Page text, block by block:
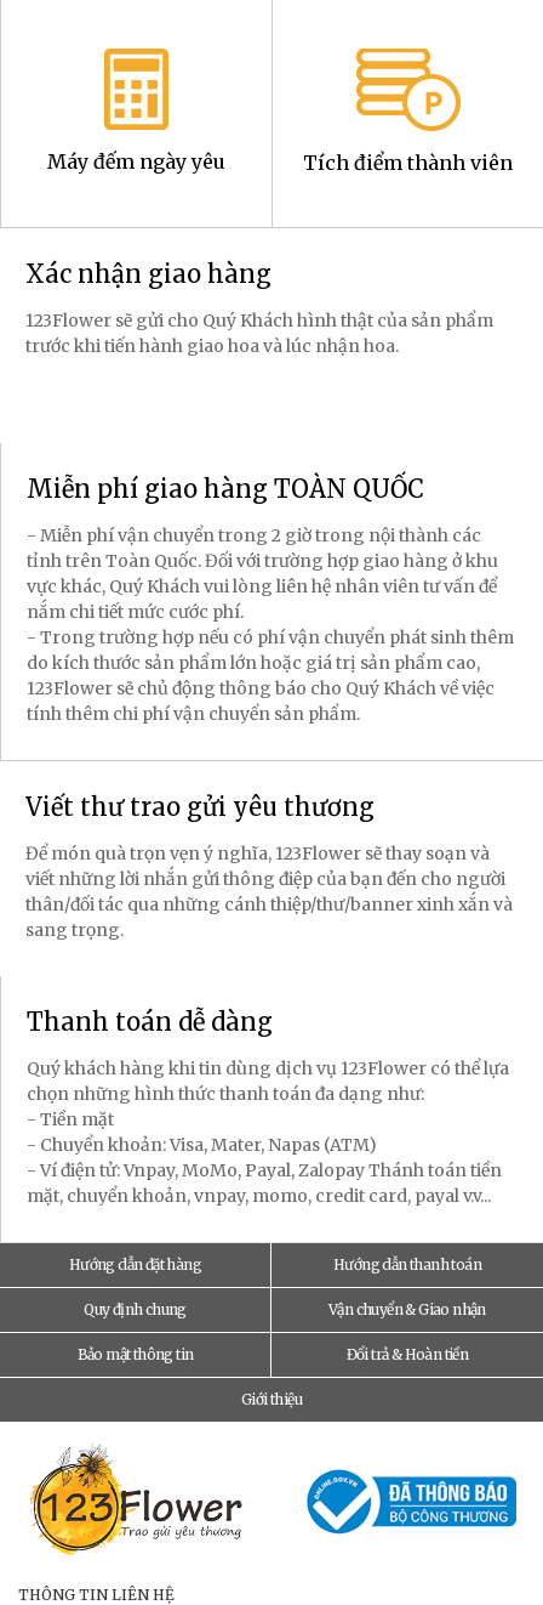
Máy đếm ngày yêu Tích điểm thành viên
Xác nhận giao hàng
123Flower sẽ gửi cho Quý Khách hình thật của sản phẩm
trước khi tiến hành giao hoa và lúc nhận hoa.
Miễn phí giao hàng TOÀN QUỐC
- Miễn phí vận chuyển trong 2 giờ trong nội thành các
tỉnh trên Toàn Quốc. Đối với trường hợp giao hàng ở khu
vực khác, Quý Khách vui lòng liên hệ nhân viên tư vấn để
nắm chi tiết mức cước phí.
- Trong trường hợp nếu có phí vận chuyển phát sinh thêm
do kích thước sản phẩm lớn hoặc giá trị sản phẩm cao,
123Flower sẽ chủ động thông báo cho Quý Khách về việc
tính thêm chi phí vận chuyển sản phẩm.
Viết thư trao gửi yêu thương
Để món quà trọn vẹn ý nghĩa, 123Flower sẽ thay soạn và
viết những lời nhắn gửi thông điệp của bạn đến cho người
thân/đối tác qua những cánh thiệp/thư/banner xinh xắn và
sang trọng.
Thanh toán dễ dàng
Quý khách hàng khi tin dùng dịch vụ 123Flower có thể lựa
chọn những hình thức thanh toán đa dạng như:
- Tiền mặt
- Chuyển khoản: Visa, Mater, Napas (ATM)
- Ví điện tử: Vnpay, MoMo, Payal, Zalopay Thánh toán tiền
mặt, chuyển khoản, vnpay, momo, credit card, payal v.v...
Hướng dẫn đặt hàng Hướng dẫn thanh toán
Quy định chung Vận chuyển & Giao nhận
Bảo mật thông tin Đổi trả & Hoàn tiền
Giới thiệu
THÔNG TIN LIÊN HỆ